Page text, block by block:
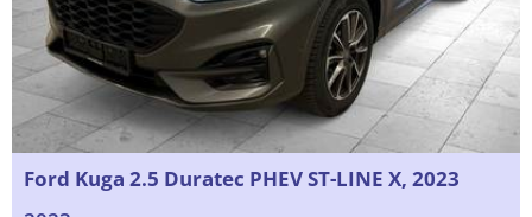
Ford Kuga 2.5 Duratec PHEV ST-LINE X, 2023